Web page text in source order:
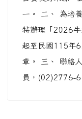
一。 二、 為培
特辦理「2026牛
起至民國115年
章。 三、 聯絡
員，(02)2776-